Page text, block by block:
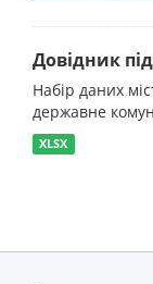
Довідник
Набір даних
державне
XLSX